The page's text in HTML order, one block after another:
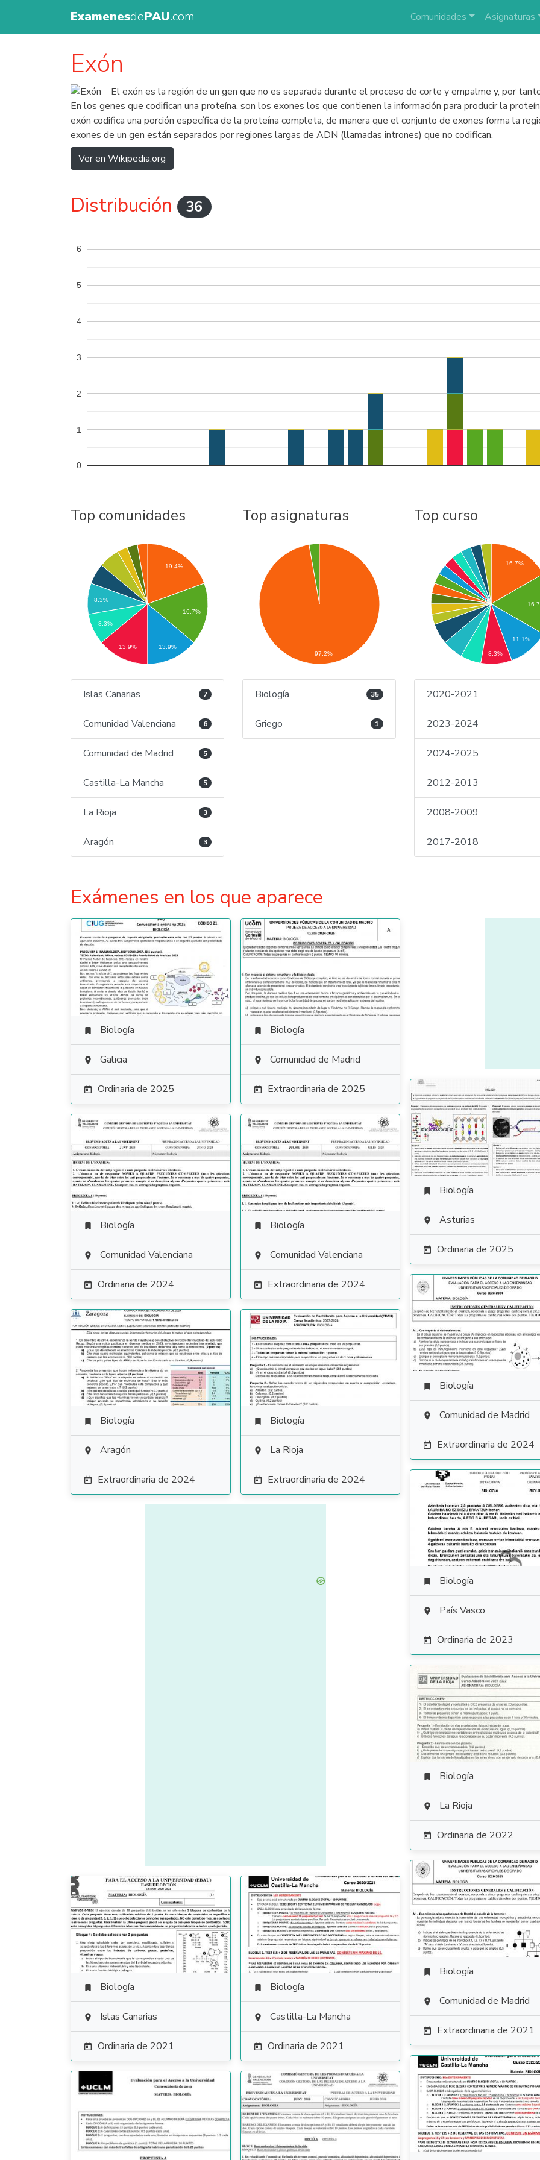
ExamenesdePAU.com Comunidades Asignaturas
Exón
El exón es la región de un gen que no es separada durante el proceso de corte y empalme y, por
En los genes que codifican una proteína, son los exones los que contienen la información para producir la
exón codifica una porción específica de la proteína completa, de manera que el conjunto de exones forma la
exones de un gen están separados por regiones largas de ADN (llamadas intrones) que no codifican.
Ver en Wikipedia.org
Distribución 36
0
1
2
3
4
5
6
Top comunidades
19.4%
16.7%
8.3%
8.3%
13.9% 13.9%
Islas Canarias 7
Comunidad Valenciana 6
Comunidad de Madrid 5
Castilla-La Mancha 5
La Rioja 3
Aragón 3
Top asignaturas
97.2%
Biología 35
Griego 1
Top curso
16.7%
11.1%
8.3%
2020-2021
2023-2024
2024-2025
2012-2013
2008-2009
2017-2018
Exámenes en los que aparece
 Biología
 Galicia
 Ordinaria de 2025
 Biología
 Comunidad de Madrid
 Extraordinaria de 2025
 Biología
 Asturias
 Ordinaria de 2025
 Biología
 Comunidad Valenciana
 Ordinaria de 2024
 Biología
 Comunidad Valenciana
 Extraordinaria de 2024
 Biología
 Comunidad de Madrid
 Extraordinaria de 2024
 Biología
 Aragón
 Extraordinaria de 2024
 Biología
 La Rioja
 Extraordinaria de 2024
 Biología
 País Vasco
 Ordinaria de 2023
 Biología
 La Rioja
 Ordinaria de 2022
 Biología
 Comunidad de Madrid
 Extraordinaria de 2021
 Biología
 Islas Canarias
 Ordinaria de 2021
 Biología
 Castilla-La Mancha
 Ordinaria de 2021